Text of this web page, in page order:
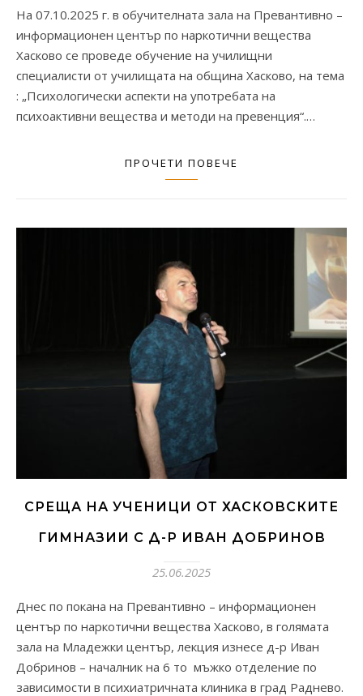
На 07.10.2025 г. в обучителната зала на Превантивно –
информационен център по наркотични вещества
Хасково се проведе обучение на училищни
специалисти от училищата на община Хасково, на тема
: „Психологически аспекти на употребата на
психоактивни вещества и методи на превенция“.…
ПРОЧЕТИ ПОВЕЧЕ
СРЕЩА НА УЧЕНИЦИ ОТ ХАСКОВСКИТЕ
ГИМНАЗИИ С Д-Р ИВАН ДОБРИНОВ
25.06.2025
Днес по покана на Превантивно – информационен
център по наркотични вещества Хасково, в голямата
зала на Младежки център, лекция изнесе д-р Иван
Добринов – началник на 6 то мъжко отделение по
зависимости в психиатричната клиника в град Раднево.